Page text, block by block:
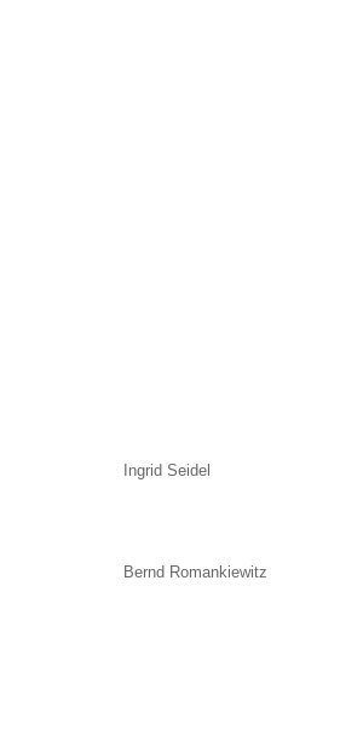
Ingrid Seidel
Bernd Romankiewitz